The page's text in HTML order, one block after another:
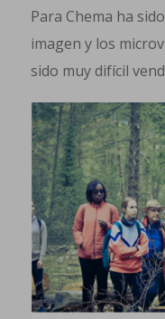
Para Chema ha
imagen y los
sido muy difícil